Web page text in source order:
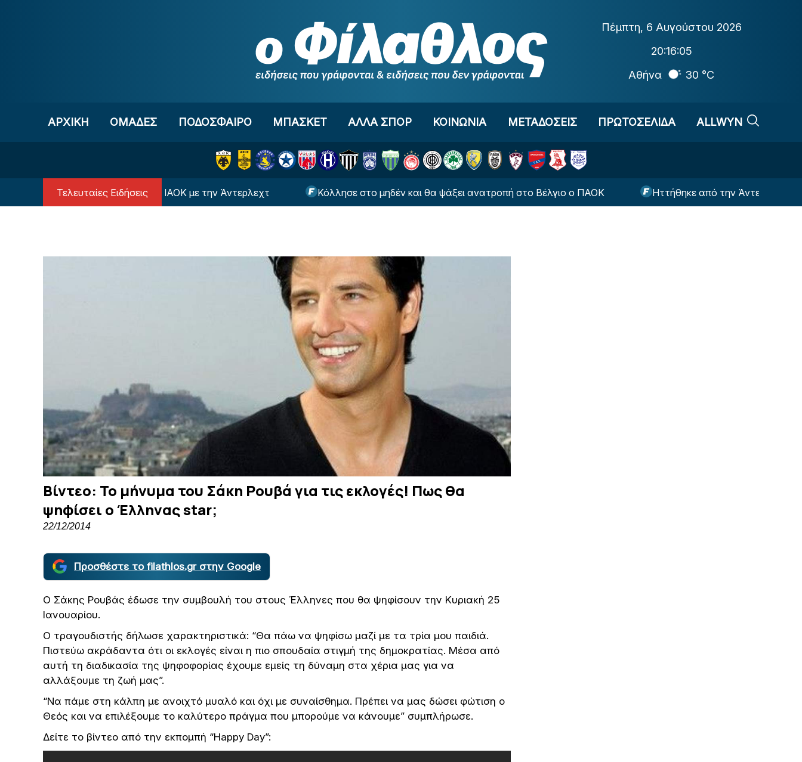
Πέμπτη, 6 Αυγούστου 2026
20:16:05
Αθήνα
30 °C
ΑΡΧΙΚΗ OΜΑΔΕΣ ΠΟΔΟΣΦΑΙΡΟ ΜΠΑΣΚΕΤ ΑΛΛΑ ΣΠΟΡ ΚΟΙΝΩΝΙΑ ΜΕΤΑΔΟΣΕΙΣ ΠΡΩΤΟΣΕΛΙΔΑ ALLWYN
Τελευταίες Ειδήσεις
Πότε είναι η ρεβάνς του ΠΑΟΚ με την Άντερλεχτ Κόλλησε στο μηδέν και θα ψάξει ανατροπή στο Βέλγιο ο ΠΑΟΚ Ηττήθηκε από την Άντερλεχτ ο ΠΑΟΚ
Βίντεο: Το μήνυμα του Σάκη Ρουβά για τις εκλογές! Πως θα
ψηφίσει ο Έλληνας star;
22/12/2014
Προσθέστε το filathlos.gr στην Google
Ο Σάκης Ρουβάς έδωσε την συμβουλή του στους Έλληνες που θα ψηφίσουν την Κυριακή 25
Ιανουαρίου.
Ο τραγουδιστής δήλωσε χαρακτηριστικά: “Θα πάω να ψηφίσω μαζί με τα τρία μου παιδιά.
Πιστεύω ακράδαντα ότι οι εκλογές είναι η πιο σπουδαία στιγμή της δημοκρατίας. Μέσα από
αυτή τη διαδικασία της ψηφοφορίας έχουμε εμείς τη δύναμη στα χέρια μας για να
αλλάξουμε τη ζωή μας”.
“Να πάμε στη κάλπη με ανοιχτό μυαλό και όχι με συναίσθημα. Πρέπει να μας δώσει φώτιση ο
Θεός και να επιλέξουμε το καλύτερο πράγμα που μπορούμε να κάνουμε” συμπλήρωσε.
Δείτε το βίντεο από την εκπομπή “Happy Day”: